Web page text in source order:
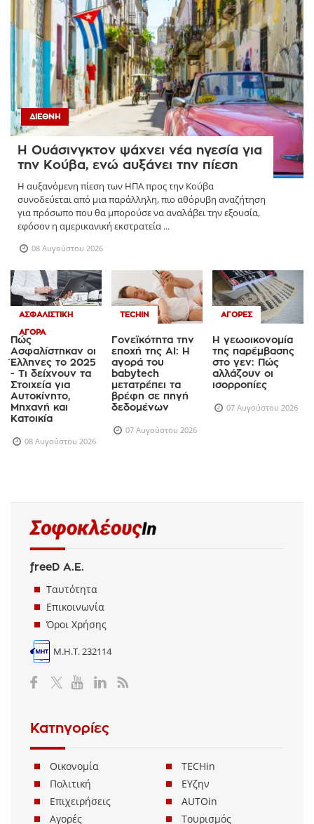
ΔΙΕΘΝΉ
Η Ουάσινγκτον ψάχνει νέα ηγεσία για
την Κούβα, ενώ αυξάνει την πίεση
Η αυξανόμενη πίεση των ΗΠΑ προς την Κούβα
συνοδεύεται από μια παράλληλη, πιο αθόρυβη αναζήτηση
για πρόσωπο που θα μπορούσε να αναλάβει την εξουσία,
εφόσον η αμερικανική εκστρατεία ...
08 Αυγούστου 2026
ΑΣΦΑΛΙΣΤΙΚΉ
ΑΓΟΡΆ
Πώς
Ασφαλίστηκαν οι
Έλληνες το 2025
- Τι δείχνουν τα
Στοιχεία για
Αυτοκίνητο,
Μηχανή και
Κατοικία
08 Αυγούστου 2026
TECHIN
Γονεϊκότητα την
εποχή της AI: Η
αγορά του
babytech
μετατρέπει τα
βρέφη σε πηγή
δεδομένων
07 Αυγούστου 2026
ΑΓΟΡΈΣ
Η γεωοικονομία
της παρέμβασης
στο γεν: Πώς
αλλάζουν οι
ισορροπίες
07 Αυγούστου 2026
freeD Α.Ε.
Ταυτότητα
Επικοινωνία
Όροι Χρήσης
Μ.Η.Τ. 232114
Κατηγορίες
Οικονομία
Πολιτική
Επιχειρήσεις
Αγορές
TECHin
ΕΥζην
AUTOin
Τουρισμός